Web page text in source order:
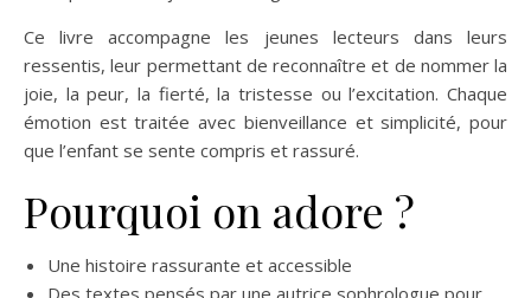
Ce livre accompagne les jeunes lecteurs dans leurs
ressentis, leur permettant de reconnaître et de nommer la
joie, la peur, la fierté, la tristesse ou l’excitation. Chaque
émotion est traitée avec bienveillance et simplicité, pour
que l’enfant se sente compris et rassuré.
Pourquoi on adore ?
Une histoire rassurante et accessible
Des textes pensés par une autrice sophrologue pour